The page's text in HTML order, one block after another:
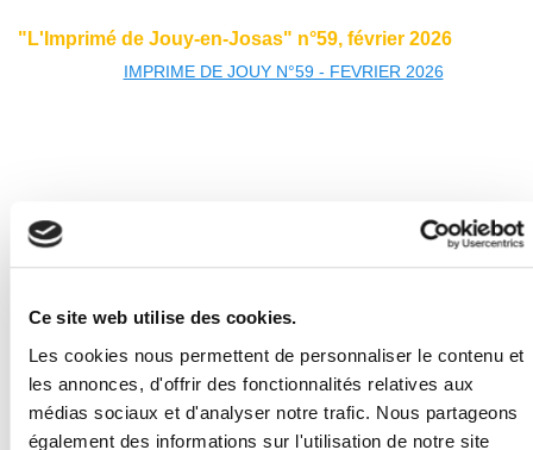
Ce site web utilise des cookies.
Les cookies nous permettent de personnaliser le contenu et
les annonces, d'offrir des fonctionnalités relatives aux
médias sociaux et d'analyser notre trafic. Nous partageons
également des informations sur l'utilisation de notre site
"L'Imprimé de Jouy-en-Josas" n°59, février 2026
IMPRIME DE JOUY N°59 - FEVRIER 2026
Au sommaire :
- Dans les coulisses de la mairie
- Bienvenue aux nouveaux Jovaciens